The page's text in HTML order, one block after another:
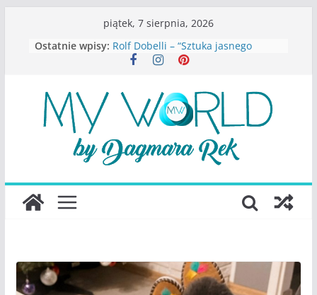
piątek, 7 sierpnia, 2026
Ostatnie wpisy: Rolf Dobelli – “Sztuka jasnego
myślenia”
Konstancina. Sekrety seksbiznesu”
Katarzyna Lewandowicz – Zanim
straciliśmy siebie
Judith Joseph – “Wysoko
funkcjonująca depresja”
S.Wynn-Williams – “Bezwzględni. O
największego portalu